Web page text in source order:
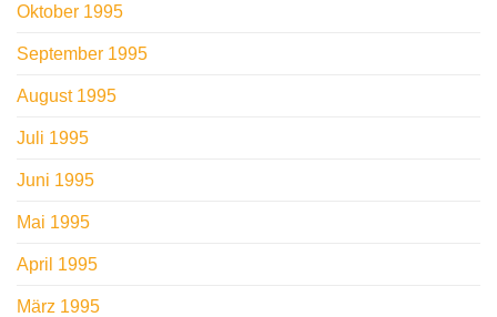
Oktober 1995
September 1995
August 1995
Juli 1995
Juni 1995
Mai 1995
April 1995
März 1995